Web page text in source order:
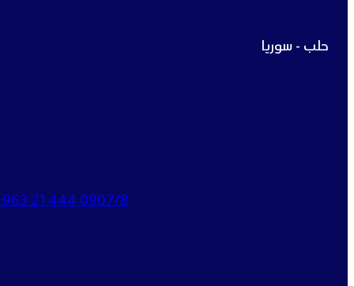
حلب - سوريا
+963 21 444 0907/8